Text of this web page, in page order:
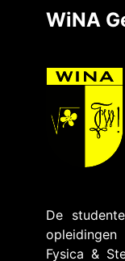
WiNA
De
Fysica &